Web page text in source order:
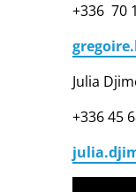
+336 70
Julia
+336 45